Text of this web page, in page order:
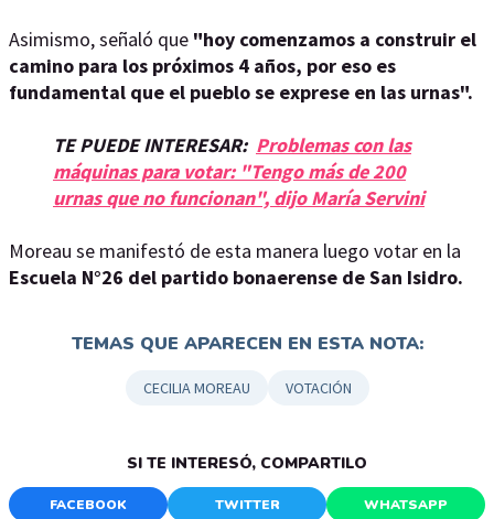
Asimismo, señaló que "hoy comenzamos a construir el
camino para los próximos 4 años, por eso es
fundamental que el pueblo se exprese en las urnas".
TE PUEDE INTERESAR: Problemas con las
máquinas para votar: "Tengo más de 200
urnas que no funcionan", dijo María Servini
Moreau se manifestó de esta manera luego votar en la
Escuela N°26 del partido bonaerense de San Isidro.
TEMAS QUE APARECEN EN ESTA NOTA:
CECILIA MOREAU VOTACIÓN
SI TE INTERESÓ, COMPARTILO
FACEBOOK TWITTER WHATSAPP